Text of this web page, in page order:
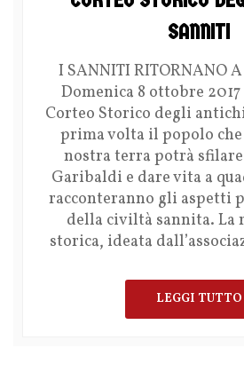
SANNITI
I SANNITI RITORNANO
Domenica 8 ottobre
Corteo Storico degli
prima volta il popolo
nostra terra potrà
Garibaldi e dare vita a
racconteranno gli aspetti
della civiltà sannita. La
storica, ideata
LEGGI TUTTO